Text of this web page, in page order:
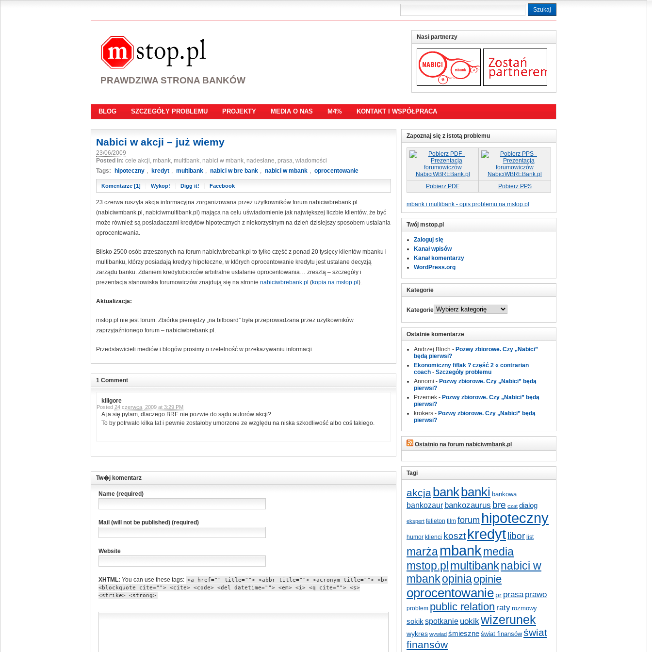
PRAWDZIWA STRONA BANKÓW
Nasi partnerzy
BLOG SZCZEGÓŁY PROBLEMU PROJEKTY MEDIA O NAS M4% KONTAKT I WSPÓŁPRACA
Nabici w akcji – już wiemy
23/06/2009
Posted in: cele akcji, mbank, multibank, nabici w mbank, nadesłane, prasa, wiadomości
Tags:
hipoteczny , kredyt , multibank , nabici w bre bank , nabici w mbank , oprocentowanie
Komentarze [1] Wykop! Digg it! Facebook
23 czerwa ruszyła akcja informacyjna zorganizowana przez użytkowników forum nabiciwbrebank.pl
(nabiciwmbank.pl, nabiciwmultibank.pl) mająca na celu uświadomienie jak największej liczbie klientów, że być
może również są posiadaczami kredytów hipotecznych z niekorzystnym na dzień dzisiejszy sposobem ustalania
oprocentowania.
Blisko 2500 osób zrzeszonych na forum nabiciwbrebank.pl to tylko część z ponad 20 tysięcy klientów mbanku i
multibanku, którzy posiadają kredyty hipoteczne, w których oprocentowanie kredytu jest ustalane decyzją
zarządu banku. Zdaniem kredytobiorców arbitralne ustalanie oprocentowania… zresztą – szczegóły i
prezentacja stanowiska forumowiczów znajdują się na stronie nabiciwbrebank.pl (kopia na mstop.pl ).
Aktualizacja:
mstop.pl nie jest forum. Zbiórka pieniędzy „na bilboard” była przeprowadzana przez użytkowników
zaprzyjaźnionego forum – nabiciwbrebank.pl.
Przedstawicieli mediów i blogów prosimy o rzetelność w przekazywaniu informacji.
1 Comment
killgore
Posted 24 czerwca, 2009 at 3:29 PM
A ja się pytam, dlaczego BRE nie pozwie do sądu autorów akcji?
To by potrwało kilka lat i pewnie zostałoby umorzone ze względu na niska szkodliwość albo coś takiego.
Tw�j komentarz
Name (required)
Mail (will not be published) (required)
Website
XHTML: You can use these tags: <a href="" title=""> <abbr title=""> <acronym title=""> <b>
<blockquote cite=""> <cite> <code> <del datetime=""> <em> <i> <q cite=""> <s>
<strike> <strong>
Zapoznaj się z istotą problemu
Pobierz PDF Pobierz PPS
mbank i multibank - opis problemu na mstop.pl
Twój mstop.pl
Zaloguj się
Kanał wpisów
Kanał komentarzy
WordPress.org
Kategorie
Kategorie
Ostatnie komentarze
Andrzej Bloch - Pozwy zbiorowe. Czy „Nabici”
będą pierwsi?
Ekonomiczny fiflak ? część 2 « contrarian
coach - Szczegóły problemu
Annomi - Pozwy zbiorowe. Czy „Nabici” będą
pierwsi?
Przemek - Pozwy zbiorowe. Czy „Nabici” będą
pierwsi?
krokers - Pozwy zbiorowe. Czy „Nabici” będą
pierwsi?
Ostatnio na forum nabiciwmbank.pl
Tagi
akcjabankbanki bankowa
bankozaur bankozaurus bre czat dialog
ekspert felieton film forum hipoteczny
humor klienci koszt kredyt libor list
marżambankmedia
mstop.pl multibanknabici w
mbank opiniaopinie
oprocentowanie pr prasa prawo
problem public relation raty rozmowy
sokik spotkanie uokikwizerunek
wykres wywiad śmieszne świat finansów świat
finansów